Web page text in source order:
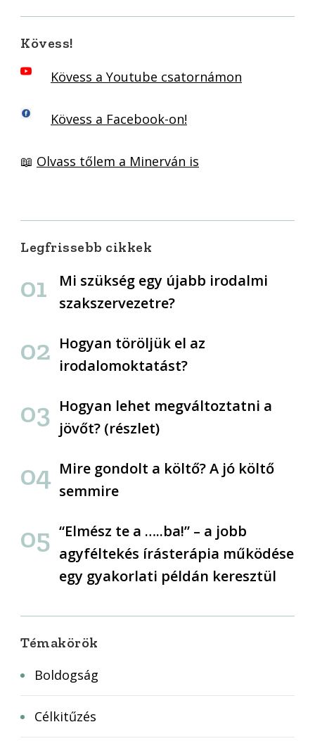
Kövess!
Kövess a Youtube csatornámon
Kövess a Facebook-on!
📖 Olvass tőlem a Minerván is
Legfrissebb cikkek
Mi szükség egy újabb irodalmi
szakszervezetre?
Hogyan töröljük el az
irodalomoktatást?
Hogyan lehet megváltoztatni a
jövőt? (részlet)
Mire gondolt a költő? A jó költő
semmire
“Elmész te a …..ba!” – a jobb
agyféltekés írásterápia működése
egy gyakorlati példán keresztül
Témakörök
Boldogság
Célkitűzés